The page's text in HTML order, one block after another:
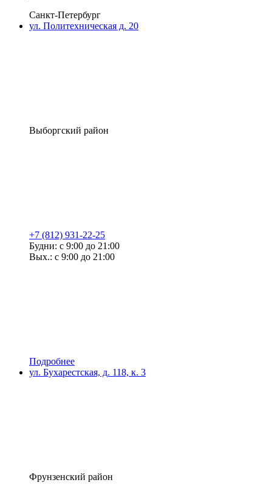
Санкт-Петербург
ул. Политехническая д. 20
Выборгский район
+7 (812) 931-22-25
Будни: с 9:00 до 21:00
Вых.: с 9:00 до 21:00
Подробнее
ул. Бухарестская, д. 118, к. 3
Фрунзенский район